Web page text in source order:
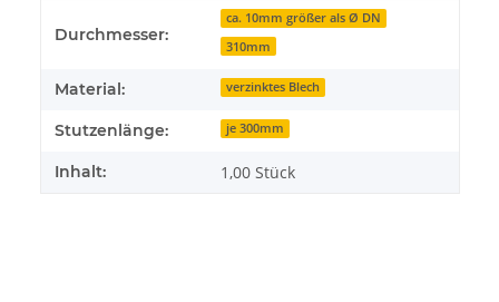
Durchmesser:
ca. 10mm größer als Ø DN
310mm
Material: verzinktes Blech
Stutzenlänge: je 300mm
Inhalt: 1,00 Stück